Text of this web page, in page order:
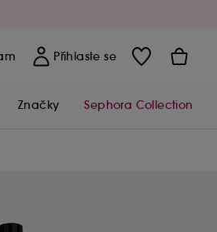
Přihlaste se
Značky Sephora Collection